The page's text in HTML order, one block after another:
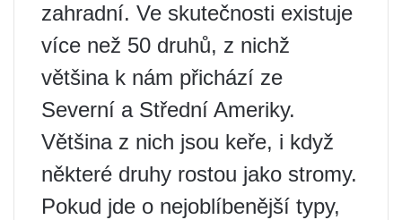
zahradní. Ve skutečnosti existuje
více než 50 druhů, z nichž
většina k nám přichází ze
Severní a Střední Ameriky.
Většina z nich jsou keře, i když
některé druhy rostou jako stromy.
Pokud jde o nejoblíbenější typy,